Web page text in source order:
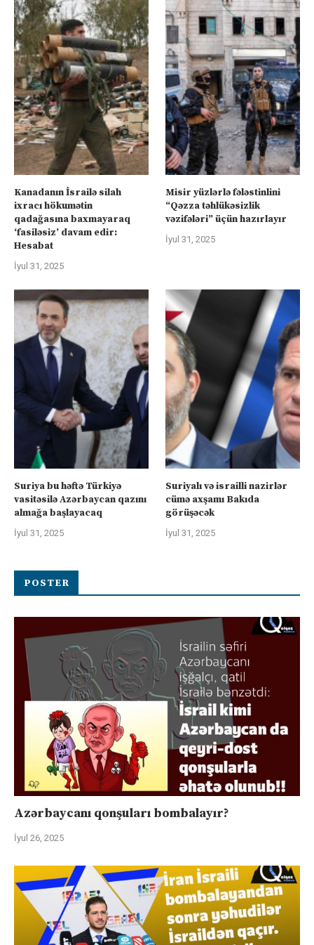
Kanadanın İsrailə silah
ixracı hökumətin
qadağasına baxmayaraq
‘fasiləsiz’ davam edir:
Hesabat
İyul 31, 2025
Misir yüzlərlə fələstinlini
“Qəzza təhlükəsizlik
vəzifələri” üçün hazırlayır
İyul 31, 2025
Suriya bu həftə Türkiyə
vasitəsilə Azərbaycan qazını
almağa başlayacaq
İyul 31, 2025
Suriyalı və israilli nazirlər
cümə axşamı Bakıda
görüşəcək
İyul 31, 2025
POSTER
Azərbaycanı qonşuları bombalayır?
İyul 26, 2025